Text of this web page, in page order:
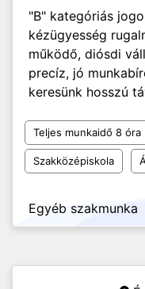
"B" kategóriás
kézügyesség
működő, diósdi
precíz, jó
keresünk hosszú
Teljes munkaidő 8 óra
Szakközépiskola
Egyéb szakmunka